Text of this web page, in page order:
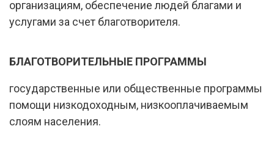
организациям, обеспечение людей благами и
услугами за счет благотворителя.
БЛАГОТВОРИТЕЛЬНЫЕ ПРОГРАММЫ
государственные или общественные программы
помощи низкодоходным, низкооплачиваемым
слоям населения.